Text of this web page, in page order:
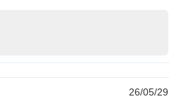
26/05/29